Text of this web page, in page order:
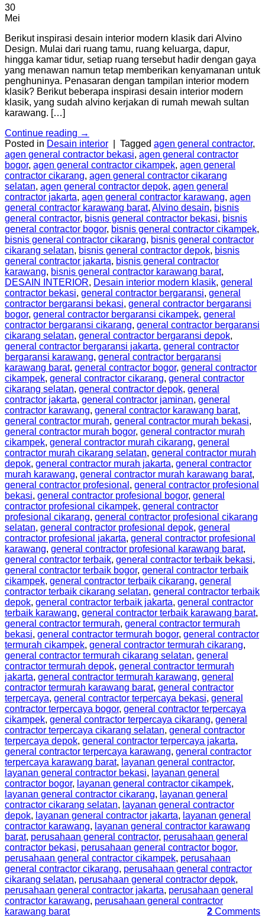
30
Mei
Berikut inspirasi desain interior modern klasik dari Alvino
Design. Mulai dari ruang tamu, ruang keluarga, dapur,
hingga kamar tidur, setiap ruang tersebut hadir dengan gaya
yang menawan namun tetap memberikan kenyamanan untuk
penghuninya. Penasaran dengan tampilan interior modern
klasik? Berikut beberapa inspirasi desain interior modern
klasik, yang sudah alvino kerjakan di rumah mewah sultan
karawang. […]
Continue reading →
Posted in Desain interior Tagged agen general contractor,
agen general contractor bekasi, agen general contractor
bogor, agen general contractor cikampek, agen general
contractor cikarang, agen general contractor cikarang
selatan, agen general contractor depok, agen general
contractor jakarta, agen general contractor karawang, agen
general contractor karawang barat, Alvino desain, bisnis
general contractor, bisnis general contractor bekasi, bisnis
general contractor bogor, bisnis general contractor cikampek,
bisnis general contractor cikarang, bisnis general contractor
cikarang selatan, bisnis general contractor depok, bisnis
general contractor jakarta, bisnis general contractor
karawang, bisnis general contractor karawang barat,
DESAIN INTERIOR, Desain interior modern klasik, general
contractor bekasi, general contractor bergaransi, general
contractor bergaransi bekasi, general contractor bergaransi
bogor, general contractor bergaransi cikampek, general
contractor bergaransi cikarang, general contractor bergaransi
cikarang selatan, general contractor bergaransi depok,
general contractor bergaransi jakarta, general contractor
bergaransi karawang, general contractor bergaransi
karawang barat, general contractor bogor, general contractor
cikampek, general contractor cikarang, general contractor
cikarang selatan, general contractor depok, general
contractor jakarta, general contractor jaminan, general
contractor karawang, general contractor karawang barat,
general contractor murah, general contractor murah bekasi,
general contractor murah bogor, general contractor murah
cikampek, general contractor murah cikarang, general
contractor murah cikarang selatan, general contractor murah
depok, general contractor murah jakarta, general contractor
murah karawang, general contractor murah karawang barat,
general contractor profesional , general contractor profesional
bekasi, general contractor profesional bogor, general
contractor profesional cikampek, general contractor
profesional cikarang, general contractor profesional cikarang
selatan, general contractor profesional depok, general
contractor profesional jakarta, general contractor profesional
karawang, general contractor profesional karawang barat,
general contractor terbaik, general contractor terbaik bekasi,
general contractor terbaik bogor, general contractor terbaik
cikampek, general contractor terbaik cikarang, general
contractor terbaik cikarang selatan, general contractor terbaik
depok, general contractor terbaik jakarta, general contractor
terbaik karawang, general contractor terbaik karawang barat,
general contractor termurah, general contractor termurah
bekasi, general contractor termurah bogor, general contractor
termurah cikampek, general contractor termurah cikarang,
general contractor termurah cikarang selatan, general
contractor termurah depok, general contractor termurah
jakarta, general contractor termurah karawang, general
contractor termurah karawang barat, general contractor
terpercaya, general contractor terpercaya bekasi, general
contractor terpercaya bogor, general contractor terpercaya
cikampek, general contractor terpercaya cikarang, general
contractor terpercaya cikarang selatan, general contractor
terpercaya depok, general contractor terpercaya jakarta,
general contractor terpercaya karawang, general contractor
terpercaya karawang barat, layanan general contractor,
layanan general contractor bekasi, layanan general
contractor bogor, layanan general contractor cikampek,
layanan general contractor cikarang, layanan general
contractor cikarang selatan, layanan general contractor
depok, layanan general contractor jakarta, layanan general
contractor karawang, layanan general contractor karawang
barat, perusahaan general contractor, perusahaan general
contractor bekasi, perusahaan general contractor bogor,
perusahaan general contractor cikampek, perusahaan
general contractor cikarang, perusahaan general contractor
cikarang selatan, perusahaan general contractor depok,
perusahaan general contractor jakarta, perusahaan general
contractor karawang, perusahaan general contractor
karawang barat
2 Comments